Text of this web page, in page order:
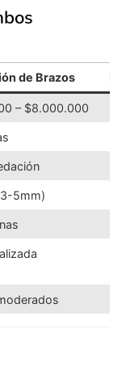
de Brazos
– $8.000.000
5mm)
4-